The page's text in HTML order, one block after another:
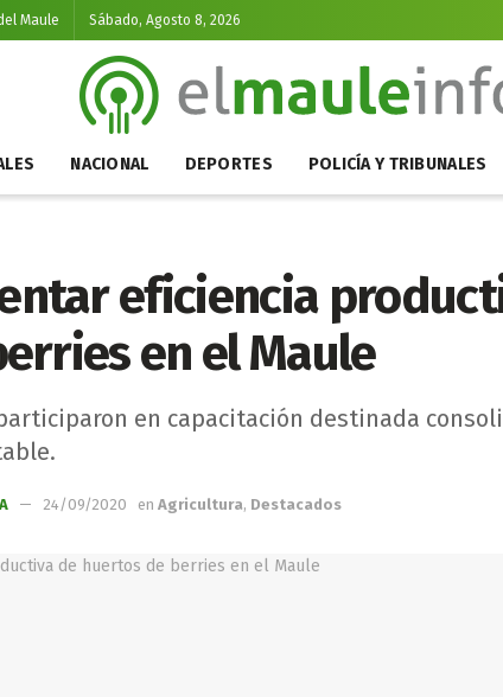
Maule Sábado, Agosto 8, 2026
NACIONAL DEPORTES POLICÍA Y TRIBUNALES
eficiencia
en el Maule
en capacitación destinada
24/09/2020 en Agricultura, Destacados